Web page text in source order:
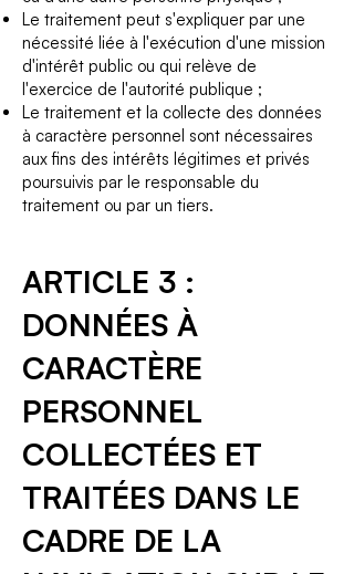
Le traitement peut s'expliquer par une
nécessité liée à l'exécution d'une mission
d'intérêt public ou qui relève de
l'exercice de l'autorité publique ;
Le traitement et la collecte des données
à caractère personnel sont nécessaires
aux fins des intérêts légitimes et privés
poursuivis par le responsable du
traitement ou par un tiers.
ARTICLE 3 :
DONNÉES À
CARACTÈRE
PERSONNEL
COLLECTÉES ET
TRAITÉES DANS LE
CADRE DE LA